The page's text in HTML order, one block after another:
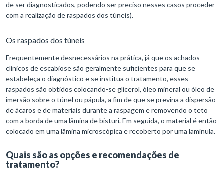
de ser diagnosticados, podendo ser preciso nesses casos proceder
com a realização de raspados dos túneis).
Os raspados dos túneis
Frequentemente desnecessários na prática, já que os achados
clínicos de escabiose são geralmente suficientes para que se
estabeleça o diagnóstico e se institua o tratamento, esses
raspados são obtidos colocando-se glicerol, óleo mineral ou óleo de
imersão sobre o túnel ou pápula, a fim de que se previna a dispersão
de ácaros e de materiais durante a raspagem e removendo o teto
com a borda de uma lâmina de bisturi. Em seguida, o material é então
colocado em uma lâmina microscópica e recoberto por uma lamínula.
Quais são as opções e recomendações de
tratamento?